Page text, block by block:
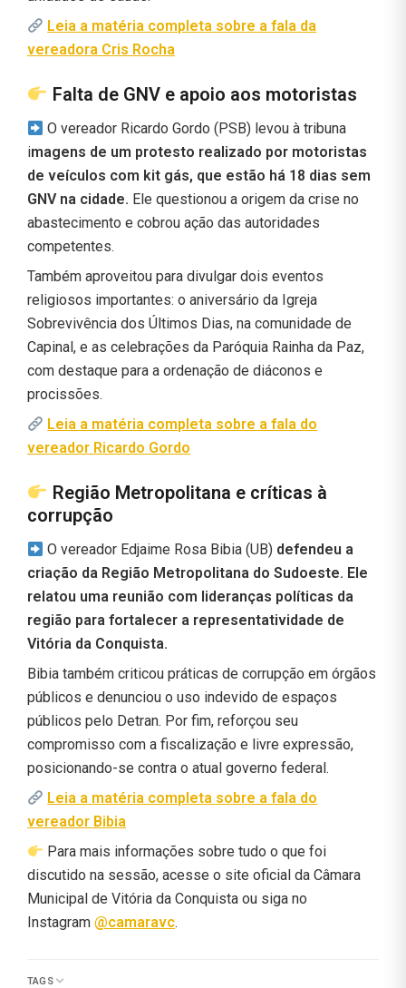
Leia a matéria completa sobre a fala da
vereadora Cris Rocha
Falta de GNV e apoio aos motoristas
O vereador Ricardo Gordo (PSB) levou à tribuna
imagens de um protesto realizado por motoristas
de veículos com kit gás, que estão há 18 dias sem
GNV na cidade. Ele questionou a origem da crise no
abastecimento e cobrou ação das autoridades
competentes.
Também aproveitou para divulgar dois eventos
religiosos importantes: o aniversário da Igreja
Sobrevivência dos Últimos Dias, na comunidade de
Capinal, e as celebrações da Paróquia Rainha da Paz,
com destaque para a ordenação de diáconos e
procissões.
Leia a matéria completa sobre a fala do
vereador Ricardo Gordo
Região Metropolitana e críticas à
corrupção
O vereador Edjaime Rosa Bibia (UB) defendeu a
criação da Região Metropolitana do Sudoeste. Ele
relatou uma reunião com lideranças políticas da
região para fortalecer a representatividade de
Vitória da Conquista.
Bibia também criticou práticas de corrupção em órgãos
públicos e denunciou o uso indevido de espaços
públicos pelo Detran. Por fim, reforçou seu
compromisso com a fiscalização e livre expressão,
posicionando-se contra o atual governo federal.
Leia a matéria completa sobre a fala do
vereador Bibia
Para mais informações sobre tudo o que foi
discutido na sessão, acesse o site oficial da Câmara
Municipal de Vitória da Conquista ou siga no
Instagram @camaravc.
TAGS